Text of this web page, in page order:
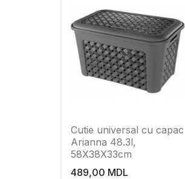
Cutie universal cu capac
Arianna 48.3l,
58Х38Х33cm
489,00 MDL